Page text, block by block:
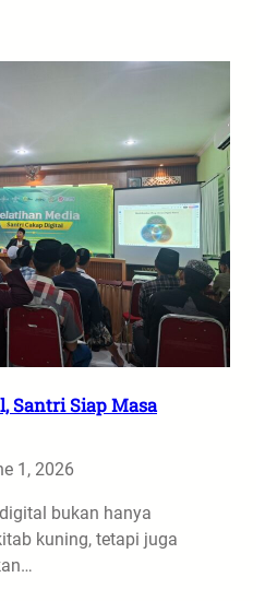
Santri Siap Masa
1, 2026
bukan hanya
kuning, tetapi juga